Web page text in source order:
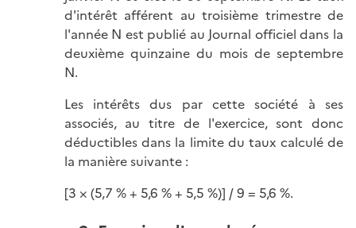
d'intérêt afférent au troisième trimestre de
l'année N est publié au Journal officiel dans la
deuxième quinzaine du mois de septembre
N.
Les intérêts dus par cette société à ses
associés, au titre de l'exercice, sont donc
déductibles dans la limite du taux calculé de
la manièresuivante :
[3 × (5,7 % + 5,6 % + 5,5 %)] / 9 = 5,6 %.